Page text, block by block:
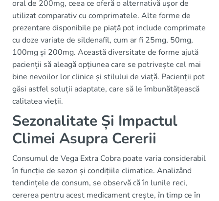
oral de 200mg, ceea ce oferă o alternativă ușor de
utilizat comparativ cu comprimatele. Alte forme de
prezentare disponibile pe piață pot include comprimate
cu doze variate de sildenafil, cum ar fi 25mg, 50mg,
100mg și 200mg. Această diversitate de forme ajută
pacienții să aleagă opțiunea care se potrivește cel mai
bine nevoilor lor clinice și stilului de viață. Pacienții pot
găsi astfel soluții adaptate, care să le îmbunătățească
calitatea vieții.
Sezonalitate Și Impactul
Climei Asupra Cererii
Consumul de Vega Extra Cobra poate varia considerabil
în funcție de sezon și condițiile climatice. Analizând
tendințele de consum, se observă că în lunile reci,
cererea pentru acest medicament crește, în timp ce în